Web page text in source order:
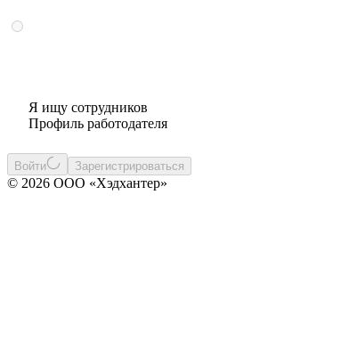
Я ищу сотрудников
Профиль работодателя
Войти Зарегистрироваться
© 2026 ООО «Хэдхантер»